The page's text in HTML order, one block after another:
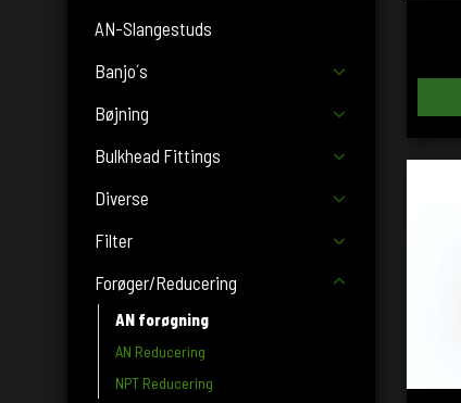
AN-Slangestuds
Banjo´s
Bøjning
Bulkhead Fittings
Diverse
Filter
Forøger/Reducering
AN forøgning
AN Reducering
NPT Reducering